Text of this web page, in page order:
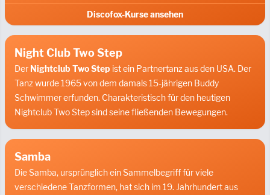
Discofox-Kurse ansehen
Night Club Two Step
Der Nightclub Two Step ist ein Partnertanzaus den USA. Der
Tanz wurde 1965 von dem damals 15-jährigen Buddy
Schwimmer erfunden. Charakteristisch für den heutigen
Nightclub Two Step sind seine fließenden Bewegungen.
Samba
Die Samba, ursprünglich ein Sammelbegriff für viele
verschiedene Tanzformen, hat sich im 19. Jahrhundert aus